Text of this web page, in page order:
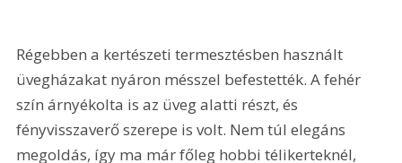
Régebben a kertészeti termesztésben használt
üvegházakat nyáron mésszel befestették. A fehér
szín árnyékolta is az üveg alatti részt, és
fényvisszaverő szerepe is volt. Nem túl elegáns
megoldás, így ma már főleg hobbi télikerteknél,